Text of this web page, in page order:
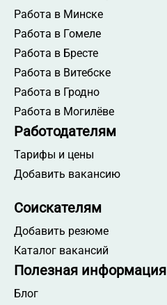
Работа в Минске
Работа в Гомеле
Работа в Бресте
Работа в Витебске
Работа в Гродно
Работа в Могилёве
Работодателям
Тарифы и цены
Добавить вакансию
Соискателям
Добавить резюме
Каталог вакансий
Полезная информация
Блог